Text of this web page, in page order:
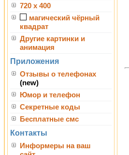
720 x 400
магический чёрный
квадрат
Другие картинки и
анимация
Приложения
Отзывы о телефонах
(new)
Юмор и телефон
Секретные коды
Бесплатные смс
Контакты
Информеры на ваш